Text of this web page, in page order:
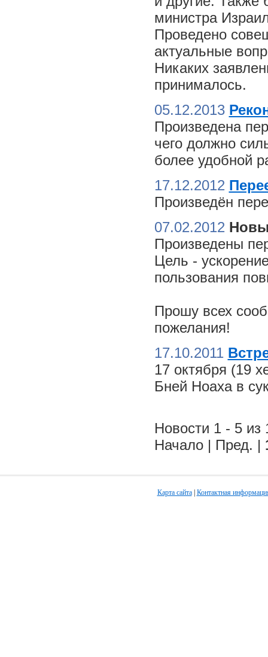
министра
Проведено
актуальные
Никаких
принималось.
05.12.2013
Произведена
чего должно
более удобной
17.12.2012
Произведён
07.02.2012
Произведены
Цель -
пользования
Прошу всех
пожелания!
17.10.2011
17 октября (19
Бней Ноаха в
Новости 1 - 5 из
Начало | Пред. |
Карта сайта| Контактная